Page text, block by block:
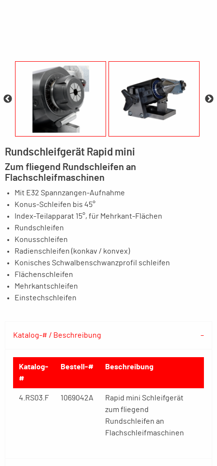
Rundschleifgerät Rapid mini
Zum fliegend Rundschleifen an
Flachschleifmaschinen
Mit E32 Spannzangen-Aufnahme
Konus-Schleifen bis 45°
Index-Teilapparat 15°, für Mehrkant-Flächen
Rundschleifen
Konusschleifen
Radienschleifen (konkav / konvex)
Konisches Schwalbenschwanzprofil schleifen
Flächenschleifen
Mehrkantschleifen
Einstechschleifen
Katalog-# / Beschreibung
Katalog-
#
Bestell-# Beschreibung
4.RS03.F 1069042A
Rapid mini Schleifgerät
zum fliegend
Rundschleifen an
Flachschleifmaschinen